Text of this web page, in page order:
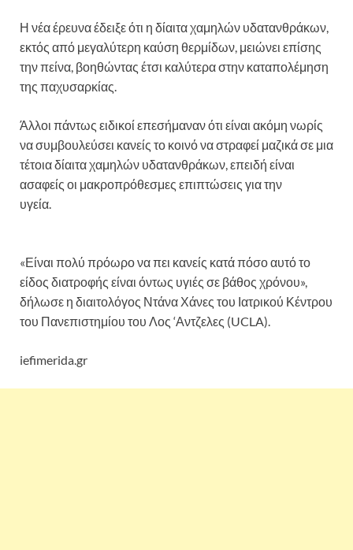
Η νέα έρευνα έδειξε ότι η δίαιτα χαμηλών υδατανθράκων,
εκτός από μεγαλύτερη καύση θερμίδων, μειώνει επίσης
την πείνα, βοηθώντας έτσι καλύτερα στην καταπολέμηση
της παχυσαρκίας.
Άλλοι πάντως ειδικοί επεσήμαναν ότι είναι ακόμη νωρίς
να συμβουλεύσει κανείς το κοινό να στραφεί μαζικά σε μια
τέτοια δίαιτα χαμηλών υδατανθράκων, επειδή είναι
ασαφείς οι μακροπρόθεσμες επιπτώσεις για την
υγεία.
«Είναι πολύ πρόωρο να πει κανείς κατά πόσο αυτό το
είδος διατροφής είναι όντως υγιές σε βάθος χρόνου»,
δήλωσε η διαιτολόγος Ντάνα Χάνες του Ιατρικού Κέντρου
του Πανεπιστημίου του Λος ‘Αντζελες (UCLA).
iefimerida.gr